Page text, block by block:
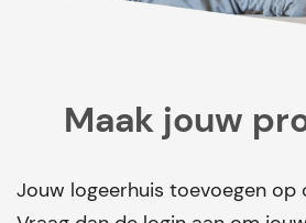
Maak jouw
Jouw logeerhuis toevoegen op